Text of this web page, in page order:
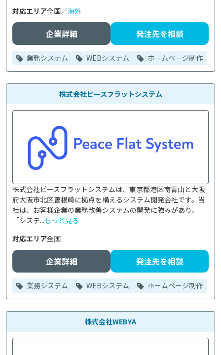
対応エリア全国／海外
企業詳細 発注先を相談
業務システム WEBシステム ホームページ制作
株式会社ピースフラットシステム
株式会社ピースフラットシステムは、東京都港区南青山と大阪
府大阪市北区曽根崎に拠点を構えるシステム開発会社です。当
社は、お客様企業の業務改善システムの開発に強みがあり、
「システ...もっと見る
対応エリア全国
企業詳細 発注先を相談
業務システム WEBシステム ホームページ制作
株式会社WEBYA